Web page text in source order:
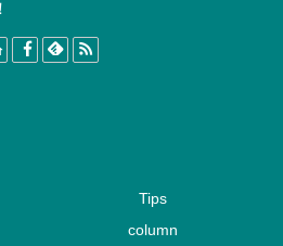
Tips
column